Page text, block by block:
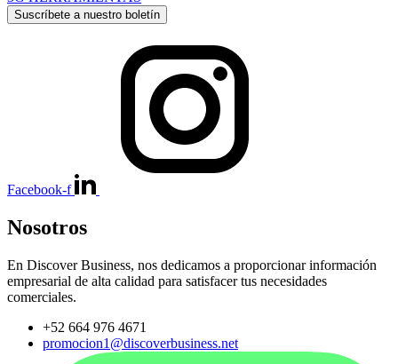
Suscríbete a nuestro boletín
Facebook-f
Nosotros
En Discover Business, nos dedicamos a proporcionar información
empresarial de alta calidad para satisfacer tus necesidades
comerciales.
+52 664 976 4671
promocion1@discoverbusiness.net